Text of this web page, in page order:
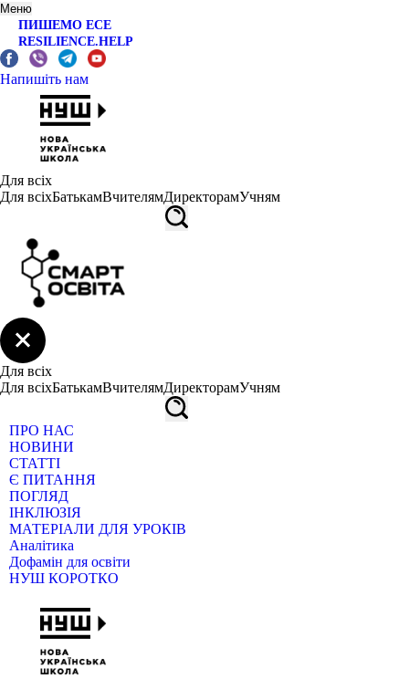
Меню
ПИШЕМО ЕСЕ
RESILIENCE.HELP
Напишіть нам
Для всіх
Для всіхБатькамВчителямДиректорамУчням
Для всіх
Для всіхБатькамВчителямДиректорамУчням
ПРО НАС
НОВИНИ
СТАТТІ
Є ПИТАННЯ
ПОГЛЯД
ІНКЛЮЗІЯ
МАТЕРІАЛИ ДЛЯ УРОКІВ
Аналітика
Дофамін для освіти
НУШ КОРОТКО